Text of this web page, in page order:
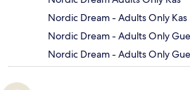
Nordic Dream - Adults Only Kas
Nordic Dream - Adults Only
Nordic Dream - Adults Only